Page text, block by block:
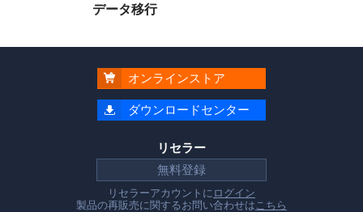
データ移行
 オンラインストア
 ダウンロードセンター
リセラー
無料登録
リセラーアカウントに ログイン
製品の再販売に関するお問い合わせは こちら